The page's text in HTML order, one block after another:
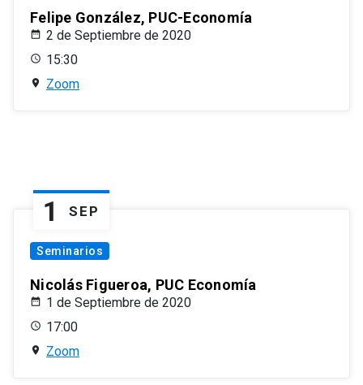
Felipe González, PUC-Economía
2 de Septiembre de 2020
15:30
Zoom
1 SEP
Seminarios
Nicolás Figueroa, PUC Economía
1 de Septiembre de 2020
17:00
Zoom